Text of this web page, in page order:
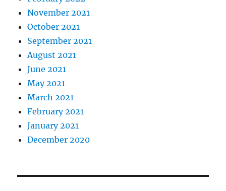
November 2021
October 2021
September 2021
August 2021
June 2021
May 2021
March 2021
February 2021
January 2021
December 2020